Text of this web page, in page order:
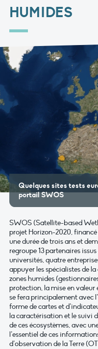
HUMIDES
Quelques sites tests
portail SWOS
SWOS (Satellite-based
projet Horizon-2020,
une durée de trois ans et
regroupe 13 partenaires
universités, quatre
appuyer les spécialistes de
zones humides
protection, la mise en valeur
se fera principalement avec
forme de cartes et
la caractérisation et le suivi
de ces écosystèmes, avec
l’essentiel de ces
d’observation de la Terre